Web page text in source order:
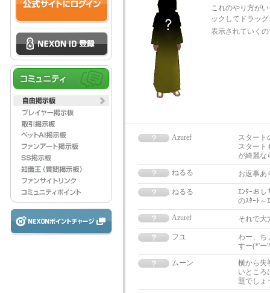
これのやり方が
ックしてドラッ
表示されていく
Azuref
スタート
スタート
が綺麗な
ねるる
お返事あ
ねるる
ｴﾝﾀｰお
のｽﾀｰﾄ
Azuref
それで大
フユ
わー、ち
すー(*'ー
ムーン
横から失
いところ
題でし